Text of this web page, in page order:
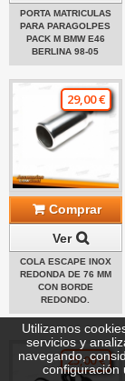
PORTA MATRICULAS
PARA PARAGOLPES
PACK M BMW E46
BERLINA 98-05
29,00 €
Comprar
Ver
COLA ESCAPE INOX
REDONDA DE 76 MM
CON BORDE
REDONDO.
25,00 €
Utilizamos
servicios y
navegando,
configuración